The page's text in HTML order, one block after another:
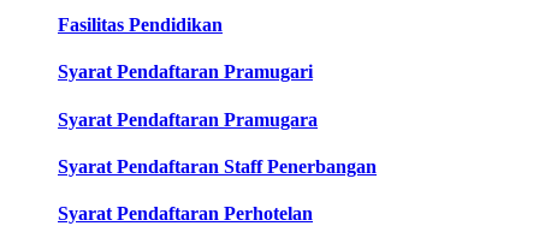
Fasilitas Pendidikan
Syarat Pendaftaran Pramugari
Syarat Pendaftaran Pramugara
Syarat Pendaftaran Staff Penerbangan
Syarat Pendaftaran Perhotelan